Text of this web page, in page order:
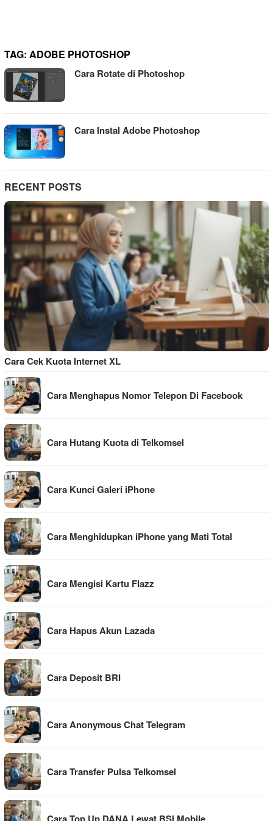
TAG: ADOBE PHOTOSHOP
Cara Rotate di Photoshop
Cara Instal Adobe Photoshop
RECENT POSTS
Cara Cek Kuota Internet XL
Cara Menghapus Nomor Telepon Di Facebook
Cara Hutang Kuota di Telkomsel
Cara Kunci Galeri iPhone
Cara Menghidupkan iPhone yang Mati Total
Cara Mengisi Kartu Flazz
Cara Hapus Akun Lazada
Cara Deposit BRI
Cara Anonymous Chat Telegram
Cara Transfer Pulsa Telkomsel